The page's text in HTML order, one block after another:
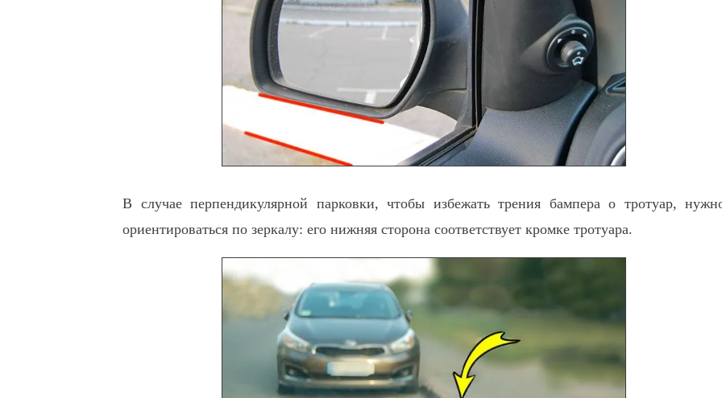
В случае перпендикулярной парковки, чтобы избежать трения бампера о тротуар,
ориентироваться по зеркалу: его нижняя сторона соответствует кромке тротуара.